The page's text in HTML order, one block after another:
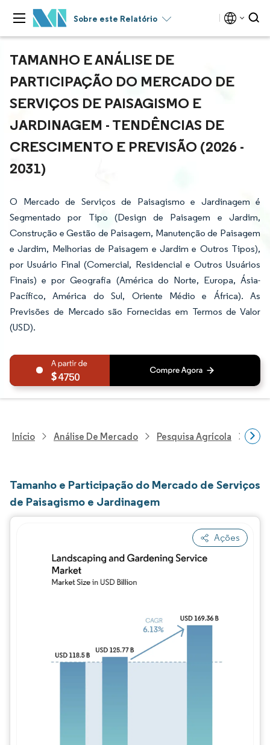
Sobre este Relatório
TAMANHO E ANÁLISE DE
PARTICIPAÇÃO DO MERCADO DE
SERVIÇOS DE PAISAGISMO E
JARDINAGEM - TENDÊNCIAS DE
CRESCIMENTO E PREVISÃO (2026 -
2031)
O Mercado de Serviços de Paisagismo e Jardinagem é
Segmentado por Tipo (Design de Paisagem e Jardim,
Construção e Gestão de Paisagem, Manutenção de Paisagem
e Jardim, Melhorias de Paisagem e Jardim e Outros Tipos),
por Usuário Final (Comercial, Residencial e Outros Usuários
Finais) e por Geografia (América do Norte, Europa, Ásia-
Pacífico, América do Sul, Oriente Médio e África). As
Previsões de Mercado são Fornecidas em Termos de Valor
(USD).
4750
Início Análise De Mercado Pesquisa Agrícola
Tamanho e Participação do Mercado de Serviços
de Paisagismo e Jardinagem
Ações